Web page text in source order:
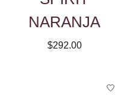
NARANJA
$292.00